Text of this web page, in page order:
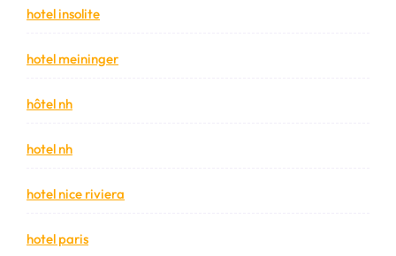
hotel insolite
hotel meininger
hôtel nh
hotel nh
hotel nice riviera
hotel paris